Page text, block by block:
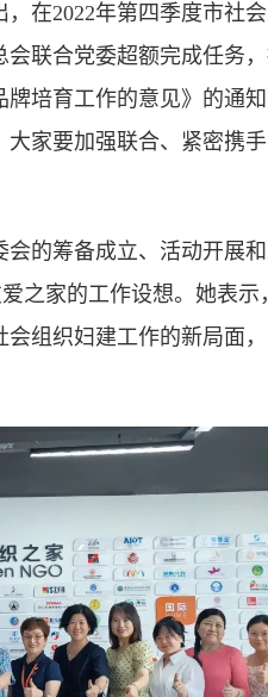
在2022年第四季度市社
联合党委超额完成任务
培育工作的意见》的通
家要加强联合、紧密携
的筹备成立、活动开展
之家的工作设想。她表示
组织妇建工作的新局面